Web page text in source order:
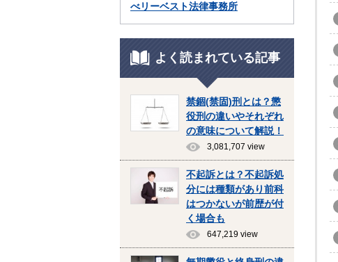
べリーベスト法律事務所
よく読まれている記事
禁錮(禁固)刑とは？懲
役刑の違いやそれぞれ
の意味について解説！
3,081,707 view
不起訴とは？不起訴処
分には種類があり前科
はつかないが前歴が付
く場合も
647,219 view